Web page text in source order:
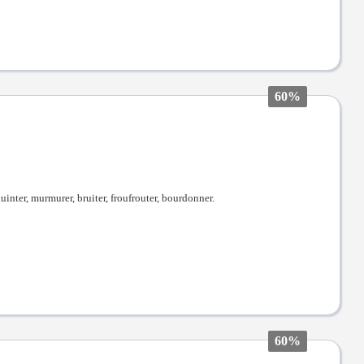
60%
murmurer, bruiter, froufrouter, bourdonner.
60%